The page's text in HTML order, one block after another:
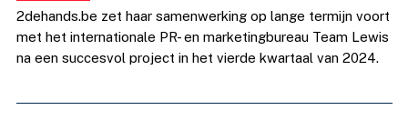
2dehands.be zet haar samenwerking op lange termijn voort
met het internationale PR- en marketingbureau Team Lewis
na een succesvol project in het vierde kwartaal van 2024.